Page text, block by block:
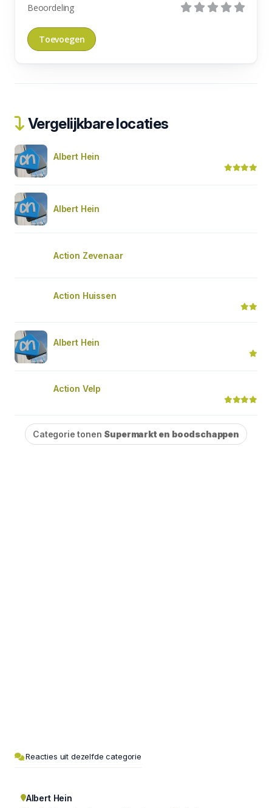
Beoordeling
Vergelijkbare locaties
Albert Hein
Albert Hein
Action Zevenaar
Action Huissen
Albert Hein
Action Velp
Categorie tonen Supermarkt en boodschappen
Reacties uit dezelfde categorie
Albert Hein